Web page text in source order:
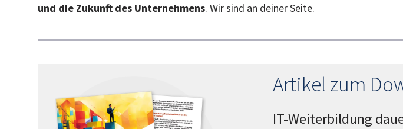
und die Zukunft des Unternehmens. Wir sind an deiner Seite.
Artikel zum
IT-Weiterbildung